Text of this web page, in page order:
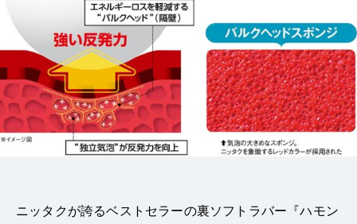
ニッタクが誇るベストセラーの裏ソフトラバー『ハモン